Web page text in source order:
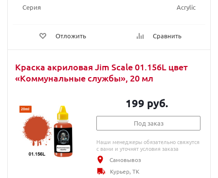
Серия
Acrylic
Отложить Сравнить
Краска акриловая Jim Scale 01.156L цвет
«Коммунальные службы», 20 мл
199 руб.
Под заказ
Наши менеджеры обязательно свяжутся
с вами и уточнят условия заказа
Самовывоз
Курьер, ТК